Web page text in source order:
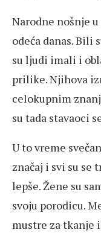
Narodne nošnje
odeća danas. Bili
su ljudi imali i
prilike. Njihova
celokupnim
su tada stavaoci
U to vreme
značaj i svi su se
lepše. Žene su
svoju porodicu.
mustre za tkanje